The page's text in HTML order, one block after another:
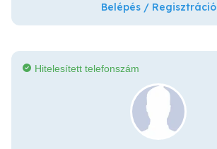
Belépés / Regisztráció
Hitelesített telefonszám